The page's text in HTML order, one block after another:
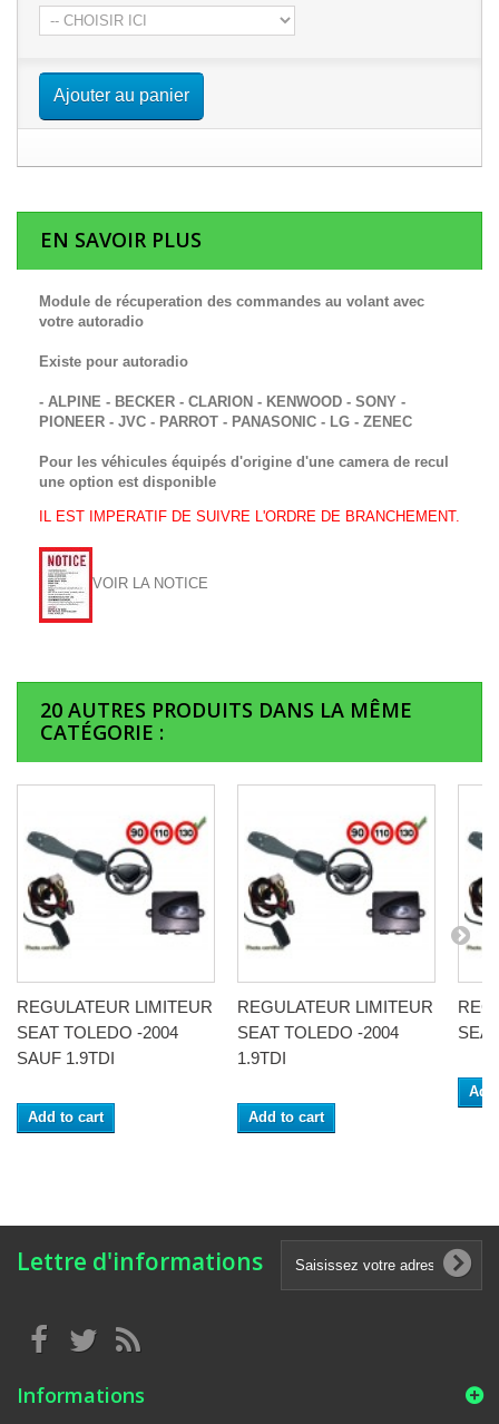
Ajouter au panier
EN SAVOIR PLUS
Module de récuperation des commandes au volant avec
votre autoradio
Existe pour autoradio
- ALPINE - BECKER - CLARION - KENWOOD - SONY -
PIONEER - JVC - PARROT - PANASONIC - LG - ZENEC
Pour les véhicules équipés d'origine d'une camera de recul
une option est disponible
IL EST IMPERATIF DE SUIVRE L'ORDRE DE BRANCHEMENT.
VOIR LA NOTICE
20 AUTRES PRODUITS DANS LA MÊME
CATÉGORIE :
REGULATEUR LIMITEUR
SEAT TOLEDO -2004
SAUF 1.9TDI
Add to cart
REGULATEUR LIMITEUR
SEAT TOLEDO -2004
1.9TDI
Add to cart
Lettre d'informations
Informations